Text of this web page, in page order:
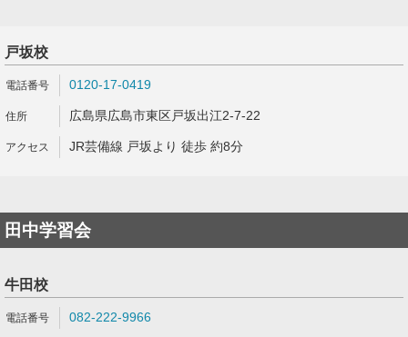
戸坂校
0120-17-0419
広島県広島市東区戸坂出江2-7-22
JR芸備線 戸坂より 徒歩 約8分
田中学習会
牛田校
082-222-9966